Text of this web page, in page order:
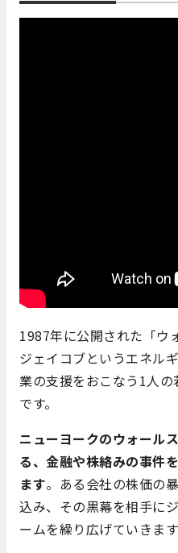
1987年に公開された「ウ
ジェイコブというエネル
業の支援をおこなう1人
です。
ニューヨークのウォール
る、金融や株絡みの事件
ます。ある会社の株価の
込み、その黒幕を相手に
ームを繰り広げていきます